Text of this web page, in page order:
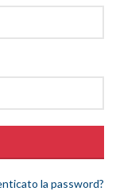
la password?